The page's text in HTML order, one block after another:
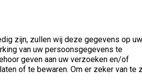
zijn, zullen wij deze gegevens op uw
van uw persoonsgegevens te
geven aan uw verzoeken en/of
of te bewaren. Om er zeker van te